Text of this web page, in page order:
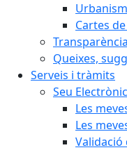
Cartes
Transparència
Queixes,
Serveis i tràmits
Seu
Les
Les